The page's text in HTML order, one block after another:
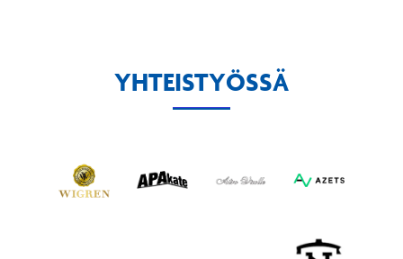
YHTEISTYÖSSÄ